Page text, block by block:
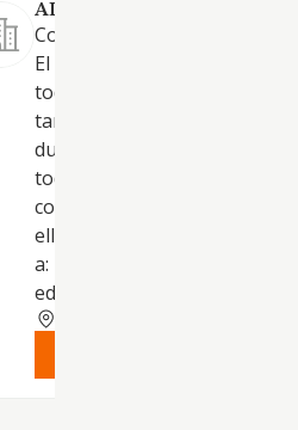
ALBEROBELLOESTATES SL.
Constituye su actividad
El arrendamiento no
todo tipo de bienes
tanto vacacional como de
duración. La compra-venta de
todo tipo de bienes
como la intermediación en
ello. Pudiendo dedicarse,
a: La construcción de todo
edif